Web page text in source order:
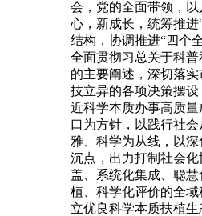
会，党的全面带领，
心，新成长，统筹推进
结构，协调推进“四个
全面贯彻习总关于科
的主要阐述，深切落
技立异的各项决策摆
近科学本质办事高质
口为方针，以践行社
雅、科学为从线，以
沉点，出力打制社会
盖、系统化集成、聪
植、科学化评价的全
立优良科学本质扶植